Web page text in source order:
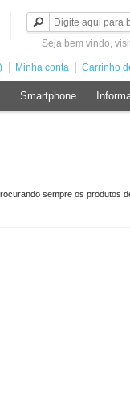
Seja bem vindo,
Minha conta Carrinho
Smartphone
sempre os produtos